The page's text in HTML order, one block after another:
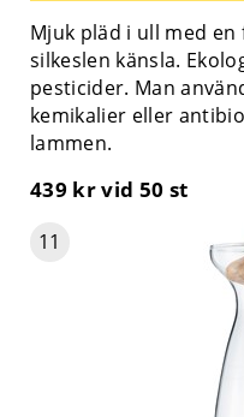
Mjuk pläd i ull med
silkeslen känsla.
pesticider. Man
kemikalier eller
lammen.
439 krvid 50 st
11